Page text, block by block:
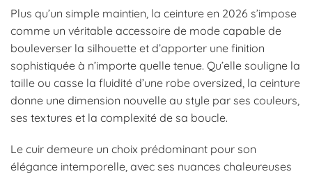
Plus qu’un simple maintien, la ceinture en 2026 s’impose
comme un véritable accessoire de mode capable de
bouleverser la silhouette et d’apporter une finition
sophistiquée à n’importe quelle tenue. Qu’elle souligne la
taille ou casse la fluidité d’une robe oversized, la ceinture
donne une dimension nouvelle au style par ses couleurs,
ses textures et la complexité de sa boucle.
Le cuir demeure un choix prédominant pour son
élégance intemporelle, avec ses nuances chaleureuses